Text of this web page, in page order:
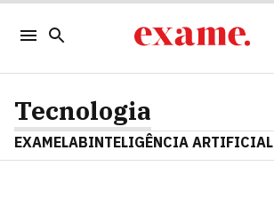
Tecnologia
EXAMELABINTELIGÊNCIA ARTIFICIAL